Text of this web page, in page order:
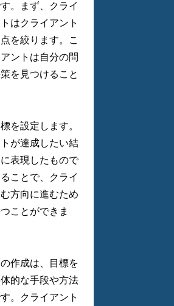
。まず、クライ
はクライアント
を絞ります。こ
ントは自分の問
を見つけること
を設定します。
が達成したい結
表現したもので
ことで、クライ
方向に進むため
ことができま
作成は、目標を
的な手段や方法
。クライアント